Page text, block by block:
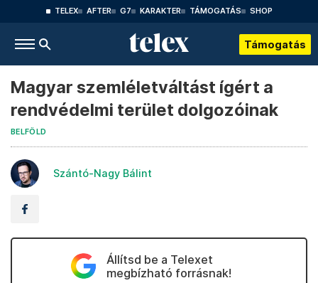
TELEX AFTER G7 KARAKTER TÁMOGATÁS SHOP
Támogatás
Magyar szemléletváltást ígért a
rendvédelmi terület dolgozóinak
BELFÖLD
Szántó-Nagy Bálint
Állítsd be a Telexet
megbízható forrásnak!